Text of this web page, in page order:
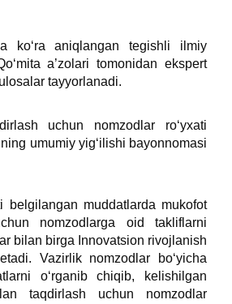
koʻra aniqlangan tegishli ilmiy
a’zolari tomonidan ekspert
tayyorlanadi.
uchun nomzodlar roʻyхati
umumiy yigʻilishi bayonnomasi
belgilangan muddatlarda mukofot
nomzodlarga oid takliflarni
bilan birga Innovatsion rivojlanish
Vazirlik nomzodlar boʻyicha
oʻrganib chiqib, kelishilgan
taqdirlash uchun nomzodlar